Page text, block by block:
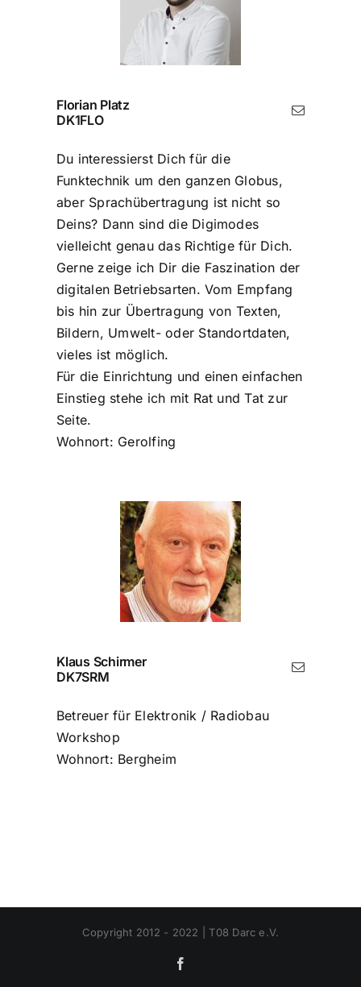
Florian Platz
DK1FLO
Du interessierst Dich für die
Funktechnik um den ganzen Globus,
aber Sprachübertragung ist nicht so
Deins? Dann sind die Digimodes
vielleicht genau das Richtige für Dich.
Gerne zeige ich Dir die Faszination der
digitalen Betriebsarten. Vom Empfang
bis hin zur Übertragung von Texten,
Bildern, Umwelt- oder Standortdaten,
vieles ist möglich.
Für die Einrichtung und einen einfachen
Einstieg stehe ich mit Rat und Tat zur
Seite.
Wohnort: Gerolfing
Klaus Schirmer
DK7SRM
Betreuer für Elektronik / Radiobau
Workshop
Wohnort: Bergheim
Copyright 2012 - 2022 | T08 Darc e.V.